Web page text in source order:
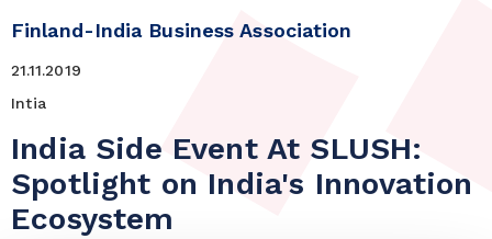
Finland-India Business Association
21.11.2019
Intia
India Side Event At SLUSH:
Spotlight on India's Innovation
Ecosystem